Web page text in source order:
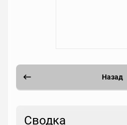
Назад
Сводка